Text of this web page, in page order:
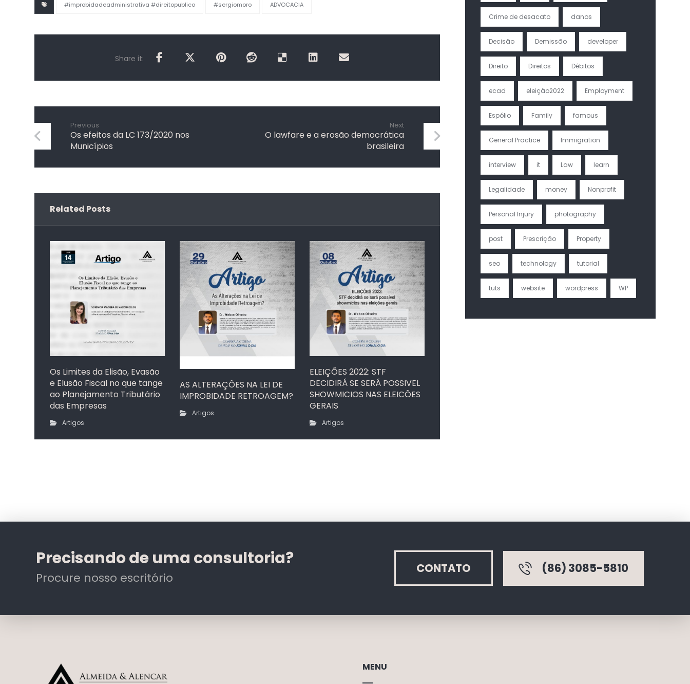
#improbidadeadministrativa #direitopublico #sergiomoro ADVOCACIA
Previous
Os efeitos da LC 173/2020 nos
Municípios
Next
O lawfare e a erosão democrática
brasileira
Related Posts
Os Limites da Elisão, Evasão
e Elusão Fiscal no que tange
ao Planejamento Tributário
das Empresas
Artigos
AS ALTERAÇÕES NA LEI DE
IMPROBIDADE RETROAGEM?
Artigos
ELEIÇÕES 2022: STF
DECIDIRÁ SE SERÁ POSSIVEL
SHOWMICIOS NAS ELEICÕES
GERAIS
Artigos
Crime de desacato danos
Decisão Demissão developer
Direito Direitos Débitos
ecad eleição2022 Employment
Espólio Family famous
General Practice Immigration
interview it Law learn
Legalidade money Nonprofit
Personal Injury photography
post Prescrição Property
seo technology tutorial
tuts website wordpress WP
Precisando de uma consultoria?
Procure nosso escritório
CONTATO (86) 3085-5810
MENU